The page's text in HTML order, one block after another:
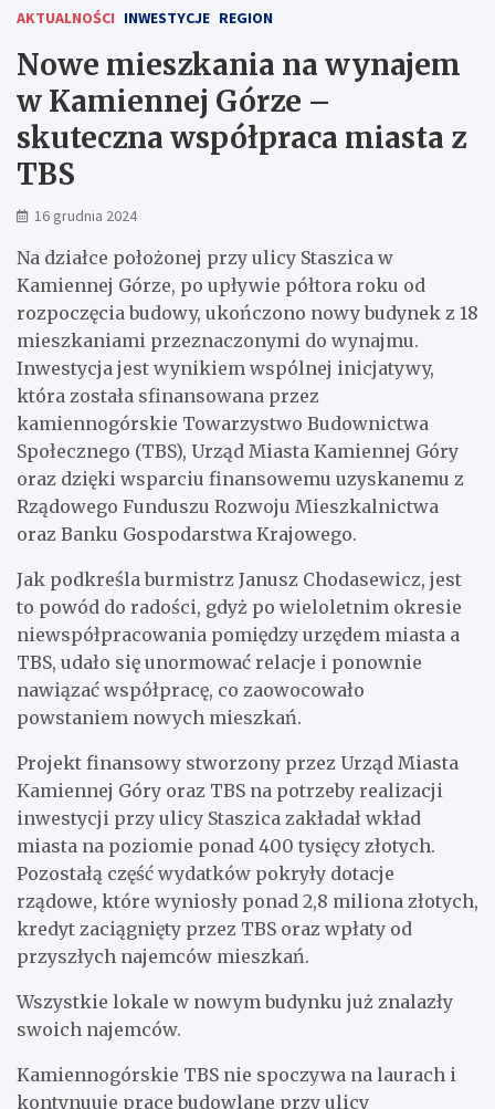
AKTUALNOŚCI INWESTYCJE REGION
Nowe mieszkania na wynajem
w Kamiennej Górze –
skuteczna współpraca miasta z
TBS
16 grudnia 2024
Na działce położonej przy ulicy Staszica w
Kamiennej Górze, po upływie półtora roku od
rozpoczęcia budowy, ukończono nowy budynek z 18
mieszkaniami przeznaczonymi do wynajmu.
Inwestycja jest wynikiem wspólnej inicjatywy,
która została sfinansowana przez
kamiennogórskie Towarzystwo Budownictwa
Społecznego (TBS), Urząd Miasta Kamiennej Góry
oraz dzięki wsparciu finansowemu uzyskanemu z
Rządowego Funduszu Rozwoju Mieszkalnictwa
oraz Banku Gospodarstwa Krajowego.
Jak podkreśla burmistrz Janusz Chodasewicz, jest
to powód do radości, gdyż po wieloletnim okresie
niewspółpracowania pomiędzy urzędem miasta a
TBS, udało się unormować relacje i ponownie
nawiązać współpracę, co zaowocowało
powstaniem nowych mieszkań.
Projekt finansowy stworzony przez Urząd Miasta
Kamiennej Góry oraz TBS na potrzeby realizacji
inwestycji przy ulicy Staszica zakładał wkład
miasta na poziomie ponad 400 tysięcy złotych.
Pozostałą część wydatków pokryły dotacje
rządowe, które wyniosły ponad 2,8 miliona złotych,
kredyt zaciągnięty przez TBS oraz wpłaty od
przyszłych najemców mieszkań.
Wszystkie lokale w nowym budynku już znalazły
swoich najemców.
Kamiennogórskie TBS nie spoczywa na laurach i
kontynuuje prace budowlane przy ulicy